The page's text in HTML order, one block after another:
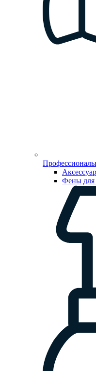
Фены для